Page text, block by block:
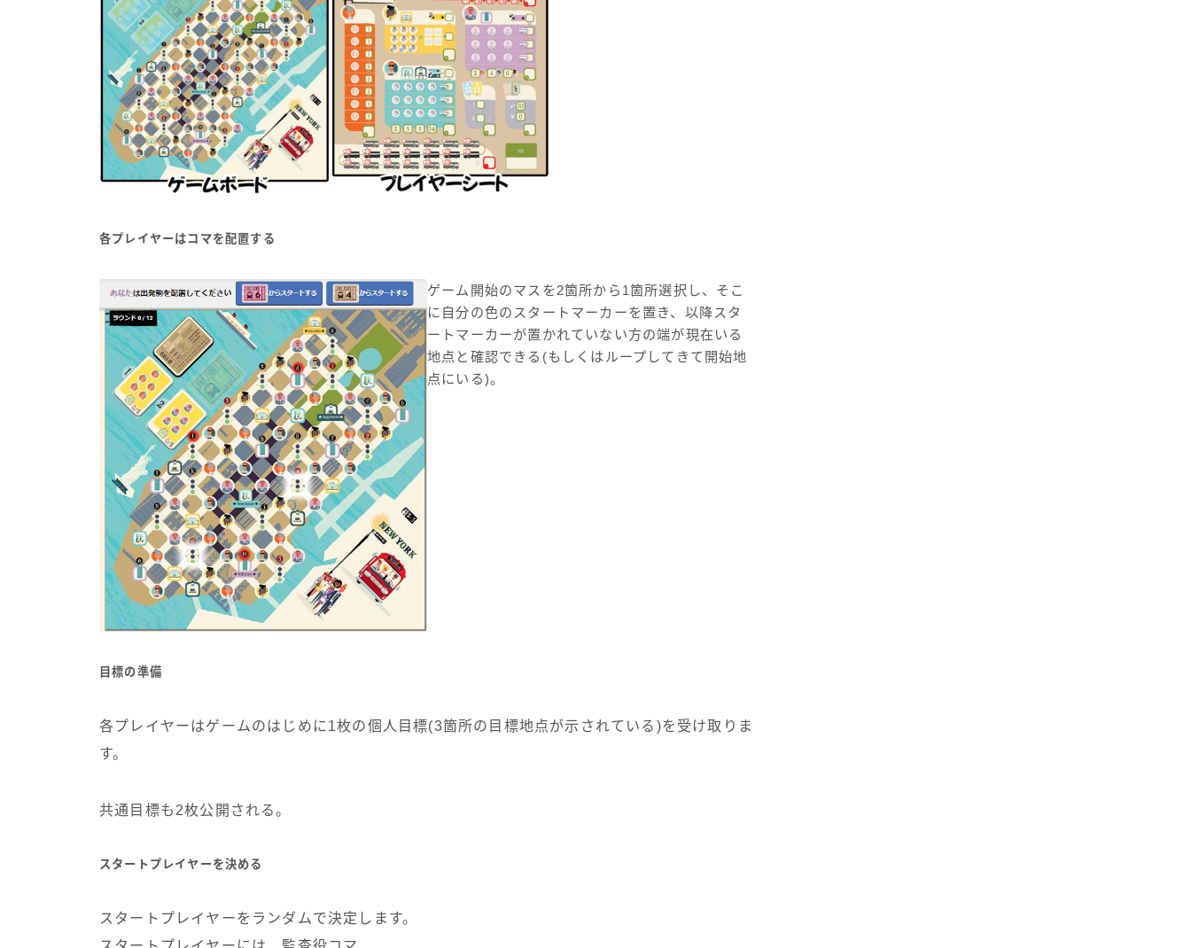
各プレイヤーはコマを配置する
ゲーム開始のマスを2箇所から1箇所選択し、そこ
に自分の色のスタートマーカーを置き、以降スタ
ートマーカーが置かれていない方の端が現在いる
地点と確認できる(もしくはループしてきて開始地
点にいる)。
目標の準備
各プレイヤーはゲームのはじめに1枚の個人目標(3箇所の目標地点が示されている)を受け取りま
す。
共通目標も2枚公開される。
スタートプレイヤーを決める
スタートプレイヤーをランダムで決定します。